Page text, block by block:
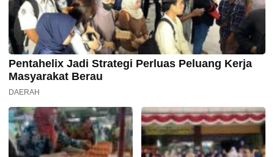
Pentahelix Jadi Strategi Perluas Peluang Kerja
Masyarakat Berau
DAERAH